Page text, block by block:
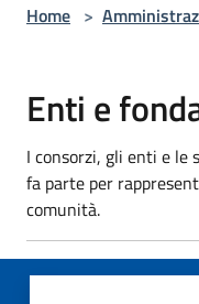
Home >
Enti e
I consorzi, gli enti e le
fa parte per
comunità.